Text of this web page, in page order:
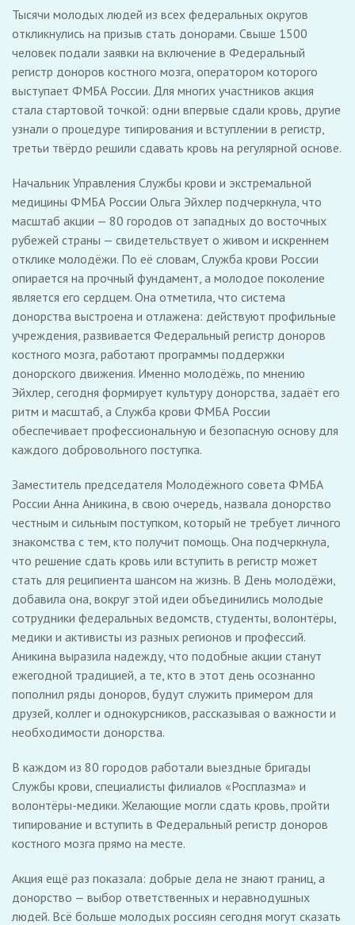
Тысячи молодых людей из всех федеральных округов
откликнулись на призыв стать донорами. Свыше 1500
человек подали заявки на включение в Федеральный
регистр доноров костного мозга, оператором которого
выступает ФМБА России. Для многих участников акция
стала стартовой точкой: одни впервые сдали кровь, другие
узнали о процедуре типирования и вступлении в регистр,
третьи твёрдо решили сдавать кровь на регулярной основе.
Начальник Управления Службы крови и экстремальной
медицины ФМБА России Ольга Эйхлер подчеркнула, что
масштаб акции — 80 городов от западных до восточных
рубежей страны — свидетельствует о живом и искреннем
отклике молодёжи. По её словам, Служба крови России
опирается на прочный фундамент, а молодое поколение
является его сердцем. Она отметила, что система
донорства выстроена и отлажена: действуют профильные
учреждения, развивается Федеральный регистр доноров
костного мозга, работают программы поддержки
донорского движения. Именно молодёжь, по мнению
Эйхлер, сегодня формирует культуру донорства, задаёт его
ритм и масштаб, а Служба крови ФМБА России
обеспечивает профессиональную и безопасную основу для
каждого добровольного поступка.
Заместитель председателя Молодёжного совета ФМБА
России Анна Аникина, в свою очередь, назвала донорство
честным и сильным поступком, который не требует личного
знакомства с тем, кто получит помощь. Она подчеркнула,
что решение сдать кровь или вступить в регистр может
стать для реципиента шансом на жизнь. В День молодёжи,
добавила она, вокруг этой идеи объединились молодые
сотрудники федеральных ведомств, студенты, волонтёры,
медики и активисты из разных регионов и профессий.
Аникина выразила надежду, что подобные акции станут
ежегодной традицией, а те, кто в этот день осознанно
пополнил ряды доноров, будут служить примером для
друзей, коллег и однокурсников, рассказывая о важности и
необходимости донорства.
В каждом из 80 городов работали выездные бригады
Службы крови, специалисты филиалов «Росплазма» и
волонтёры-медики. Желающие могли сдать кровь, пройти
типирование и вступить в Федеральный регистр доноров
костного мозга прямо на месте.
Акция ещё раз показала: добрые дела не знают границ, а
донорство — выбор ответственных и неравнодушных
людей. Всё больше молодых россиян сегодня могут сказать